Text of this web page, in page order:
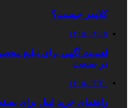
کلایمر چیست؟
۱۴۰۵/۰۴/۰۵
اهمیت آگهی برای تبلیغ
در صنعت
۱۴۰۵/۰۳/۳۰
راهنمای خرید لیبل برای